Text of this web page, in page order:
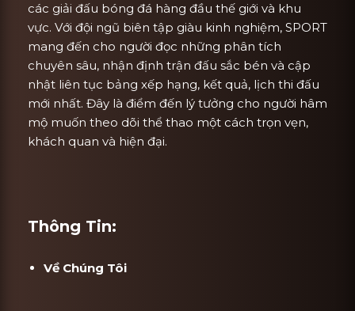
các giải đấu bóng đá hàng đầu thế giới và khu
vực. Với đội ngũ biên tập giàu kinh nghiệm, SPORT
mang đến cho người đọc những phân tích
chuyên sâu, nhận định trận đấu sắc bén và cập
nhật liên tục bảng xếp hạng, kết quả, lịch thi đấu
mới nhất. Đây là điểm đến lý tưởng cho người hâm
mộ muốn theo dõi thể thao một cách trọn vẹn,
khách quan và hiện đại.
Thông Tin:
Về Chúng Tôi